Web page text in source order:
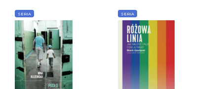
SERIA SERIA